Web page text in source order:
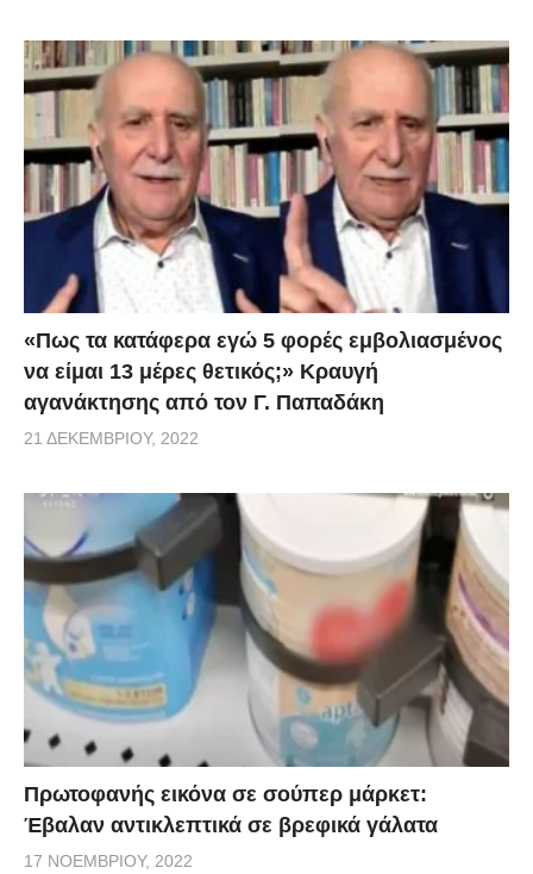
«Πως τα κατάφερα εγώ 5 φορές εμβoλιασμένος
να είμαι 13 μέρες θετικός;» Κραυγή
αγανάκτησης από τον Γ. Παπαδάκη
21 ΔΕΚΕΜΒΡΊΟΥ, 2022
Πρωτοφανής εικόνα σε σούπερ μάρκετ:
Έβαλαν αντικλεπτικά σε βρεφικά γάλατα
17 ΝΟΕΜΒΡΊΟΥ, 2022